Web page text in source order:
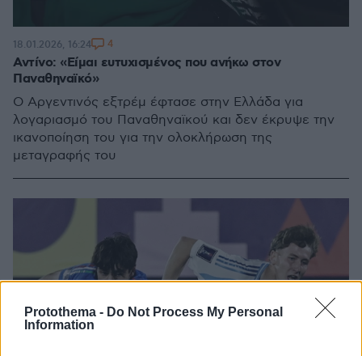
Protothema - Do Not Process My Personal
Information
Αντίνο: «Είμαι ευτυχισμένος που ανήκω στον
Παναθηναϊκό»
Ο Αργεντινός εξτρέμ έφτασε στην Ελλάδα για
λογαριασμό του Παναθηναϊκού και δεν έκρυψε την
ικανοποίηση του για την ολοκλήρωση της
μεταγραφής του
18.01.2026, 16:24 4